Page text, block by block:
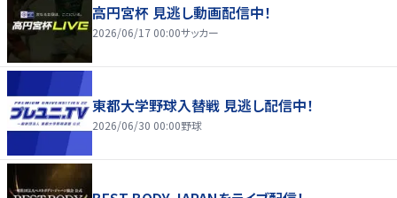
高円宮杯 見逃し動画配信中！
2026/06/17 00:00サッカー
東都大学野球入替戦 見逃し配信中！
2026/06/30 00:00野球